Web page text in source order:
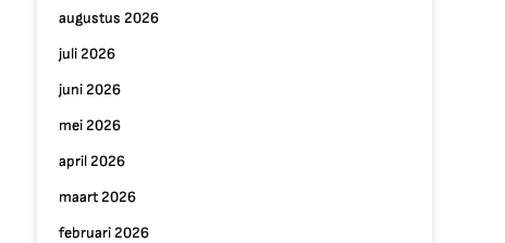
augustus 2026
juli 2026
juni 2026
mei 2026
april 2026
maart 2026
februari 2026